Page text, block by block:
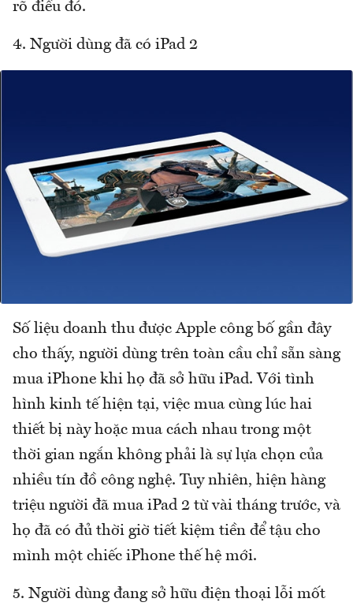
rõ điều đó.
4. Người dùng đã có iPad 2
Số liệu doanh thu được Apple công bố gần đây
cho thấy, người dùng trên toàn cầu chỉ sẵn sàng
mua iPhone khi họ đã sở hữu iPad. Với tình
hình kinh tế hiện tại, việc mua cùng lúc hai
thiết bị này hoặc mua cách nhau trong một
thời gian ngắn không phải là sự lựa chọn của
nhiều tín đồ công nghệ. Tuy nhiên, hiện hàng
triệu người đã mua iPad 2 từ vài tháng trước, và
họ đã có đủ thời giờ tiết kiệm tiền để tậu cho
mình một chiếc iPhone thế hệ mới.
5. Người dùng đang sở hữu điện thoại lỗi mốt